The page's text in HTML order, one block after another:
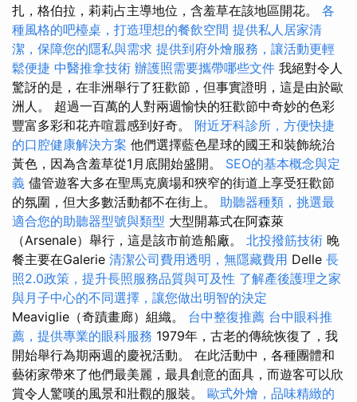
扎，格伯拉，莉莉占主導地位，含羞草在該地區開花。 各
種風格的吧檯桌，打造理想的餐飲空間 提供私人居家清
潔，保障您的隱私與需求 提供到府外燴服務，讓活動更輕
鬆便捷 中醫推拿技術 辦護照需要攜帶哪些文件 我絕對令人
驚訝的是，在非洲舉行了狂歡節，但事實證明，這是由於歐
洲人。 超過一百萬的人對兩週愉快的狂歡節中奇妙的色彩
豐富多彩和花卉喧囂感到好奇。 附近牙科診所，方便快捷
的口腔健康解決方案 他們選擇藍色星球的國王和裝飾統治
黃色，因為含羞草從1月底開始盛開。 SEO的基本概念與定
義 儘管遊客大多在聖馬克廣場和狹窄的街道上享受狂歡節
的氛圍，但大多數活動都不在街上。 助聽器種類，挑選最
適合您的助聽器型號與類型 大型開幕式在阿森萊
（Arsenale）舉行，這是該市前造船廠。 北投撥筋技術 晚
餐主要在Galerie 清潔公司費用透明，無隱藏費用 Delle 長
照2.0政策，提升長照服務品質與可及性 了解產後護理之家
與月子中心的不同選擇，讓您做出明智的決定
Meaviglie（奇蹟畫廊）組織。 台中整復推薦 台中眼科推
薦，提供專業的眼科服務 1979年，古老的傳統恢復了，我
開始舉行為期兩週的慶祝活動。 在此活動中，各種團體和
藝術家帶來了他們最美麗，最具創意的面具，而遊客可以欣
賞令人驚嘆的風景和壯觀的服裝。 歐式外燴，品味精緻的